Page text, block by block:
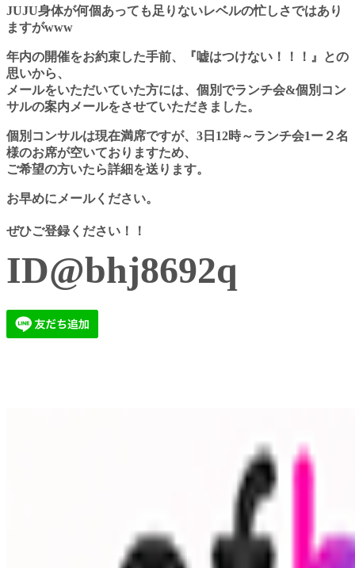
JUJU身体が何個あっても足りないレベルの忙しさではあり
ますがwww
年内の開催をお約束した手前、
『嘘はつけない！！！』との
思いから、
メールをいただいていた方には、 個別でランチ会&個別コン
サルの案内メールをさせていただきました。
個別コンサルは現在満席ですが、 3 日 12時～ランチ会1ー２名
様のお席が空いておりますため、
ご希望の方いたら詳細を送ります。
お早めにメールください。
ぜひご登録ください！！
ID@bhj8692q